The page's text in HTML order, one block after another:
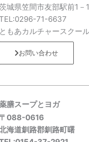
城県笠間市友部駅前1－
71-6637
ともあカルチャースクー
お問い合わせ
膳スープとヨガ
〒088-0616
海道釧路郡釧路町曙